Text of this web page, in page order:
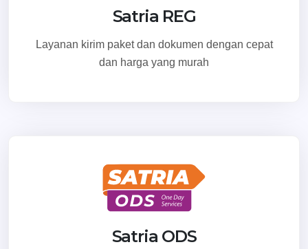
Satria REG
Layanan kirim paket dan dokumen dengan cepat
dan harga yang murah
Satria ODS